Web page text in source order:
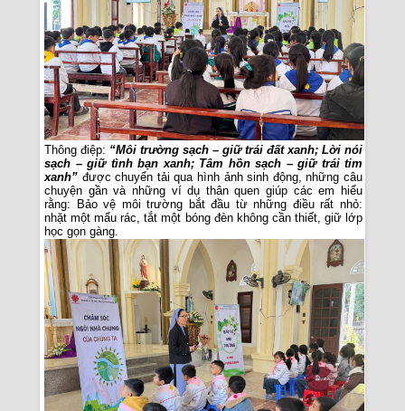
Thông điệp: “Môi trường sạch – giữ trái đất xanh; Lời nói
sạch – giữ tình bạn xanh; Tâm hồn sạch – giữ trái tim
xanh” được chuyển tải qua hình ảnh sinh động, những câu
chuyện gần và những ví dụ thân quen giúp các em hiểu
rằng: Bảo vệ môi trường bắt đầu từ những điều rất nhỏ:
nhặt một mẩu rác, tắt một bóng đèn không cần thiết, giữ lớp
học gọn gàng.